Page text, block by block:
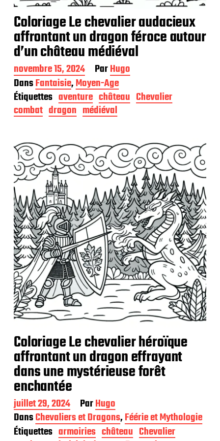
Coloriage Le chevalier audacieux
affrontant un dragon féroce autour
d’un château médiéval
D
a
t
e
d
e
b
i
c
a
t
i
o
n
novembre 15, 2024 ParHugo
DansFantaisie,Moyen-Age
Étiquettes aventure château Chevalier
combat dragon médiéval
Coloriage Le chevalier héroïque
affrontant un dragon effrayant
dans une mystérieuse forêt
enchantée
D
a
t
e
juillet 29, 2024 ParHugo
DansChevaliers et Dragons,Féérie et Mythologie
Étiquettes armoiries château Chevalier